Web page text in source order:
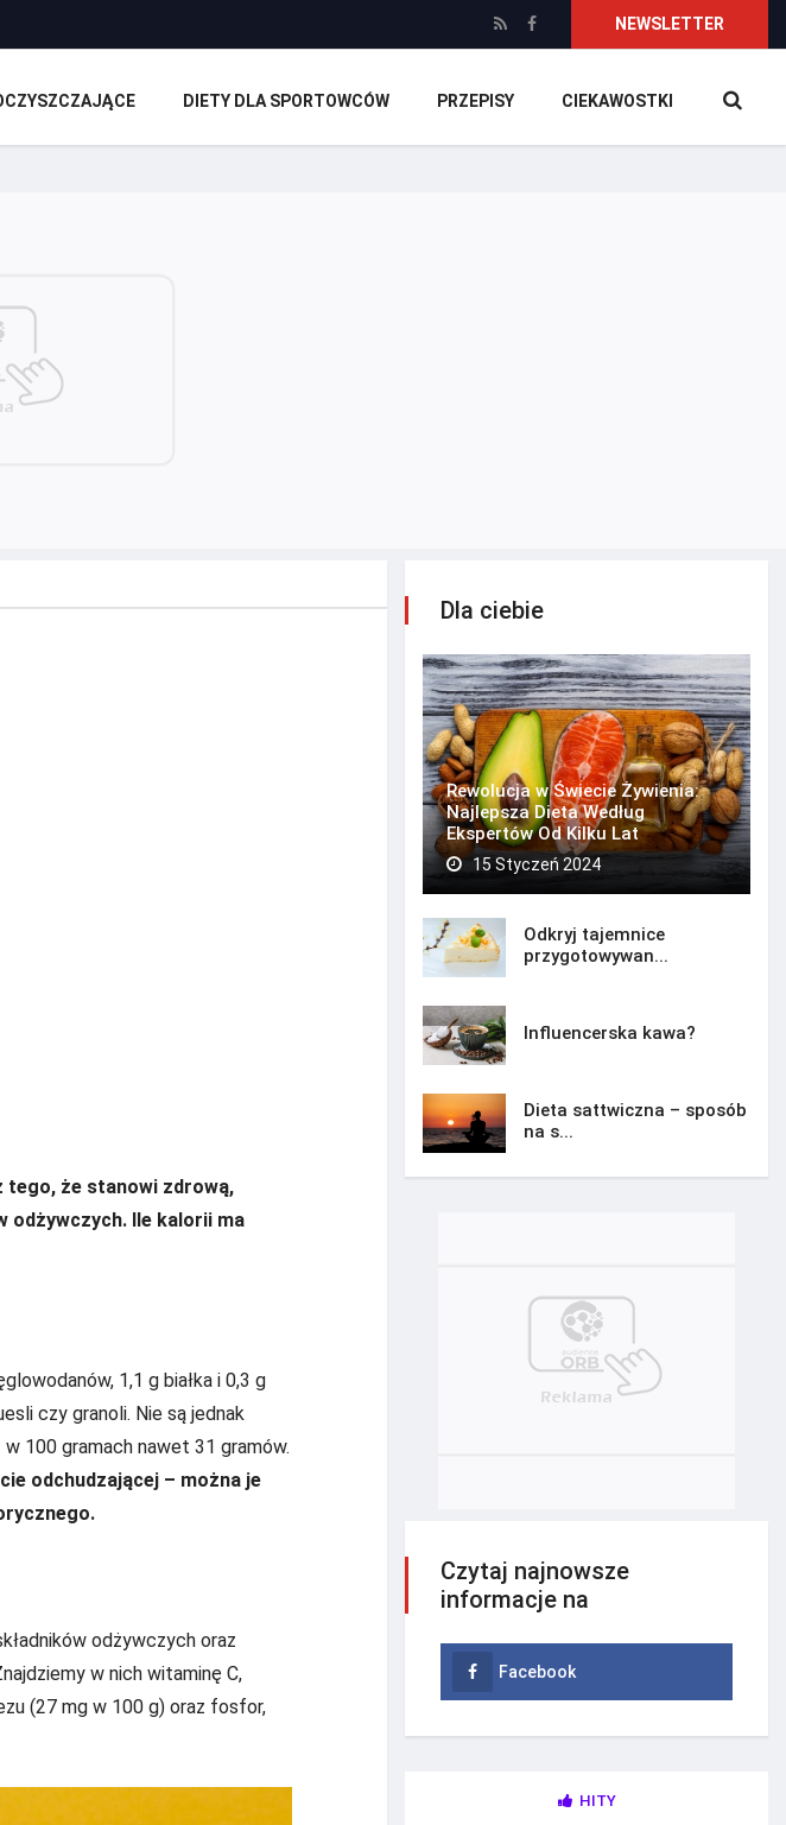
NEWSLETTER
DIETY DLA SPORTOWCÓW PRZEPISY CIEKAWOSTKI
tego, że stanowi zdrową,
odżywczych. Ile kalorii ma
1,1 g białka i 0,3 g
czy granoli. Nie są jednak
100 gramach nawet 31 gramów.
odchudzającej – można je
odżywczych oraz
w nich witaminę C,
(27 mg w 100 g) oraz fosfor,
Dla ciebie
Rewolucja w Świecie Żywienia:
Najlepsza Dieta Według
Ekspertów Od Kilku Lat
15 Styczeń 2024
Odkryj tajemnice
przygotowywan...
Influencerska kawa?
Dieta sattwiczna – sposób
na s...
Czytaj najnowsze
informacje na
Facebook
HITY